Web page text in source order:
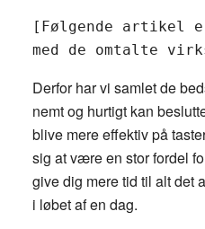
[Følgende artikel
med de omtalte
Derfor har vi samlet de
nemt og hurtigt kan
blive mere effektiv på
sig at være en stor fordel
give dig mere tid til alt det
i løbet af en dag.